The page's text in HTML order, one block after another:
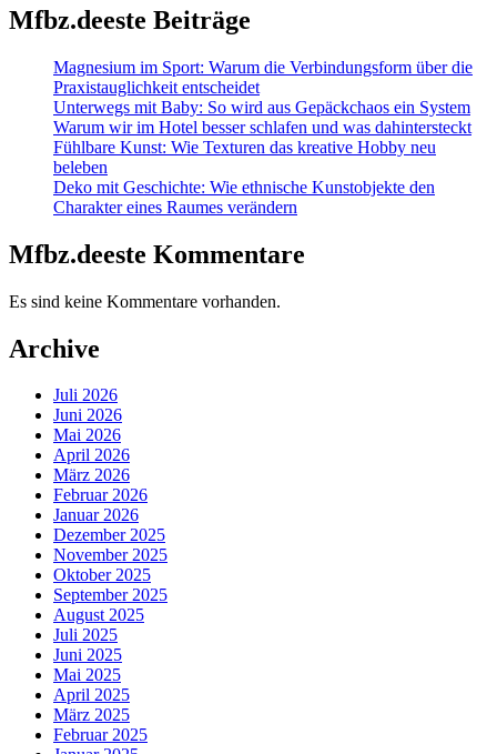
Mfbz.deeste Beiträge
Magnesium im Sport: Warum die Verbindungsform über die
Praxistauglichkeit entscheidet
Unterwegs mit Baby: So wird aus Gepäckchaos ein System
Warum wir im Hotel besser schlafen und was dahintersteckt
Fühlbare Kunst: Wie Texturen das kreative Hobby neu
beleben
Deko mit Geschichte: Wie ethnische Kunstobjekte den
Charakter eines Raumes verändern
Mfbz.deeste Kommentare
Es sind keine Kommentare vorhanden.
Archive
Juli 2026
Juni 2026
Mai 2026
April 2026
März 2026
Februar 2026
Januar 2026
Dezember 2025
November 2025
Oktober 2025
September 2025
August 2025
Juli 2025
Juni 2025
Mai 2025
April 2025
März 2025
Februar 2025